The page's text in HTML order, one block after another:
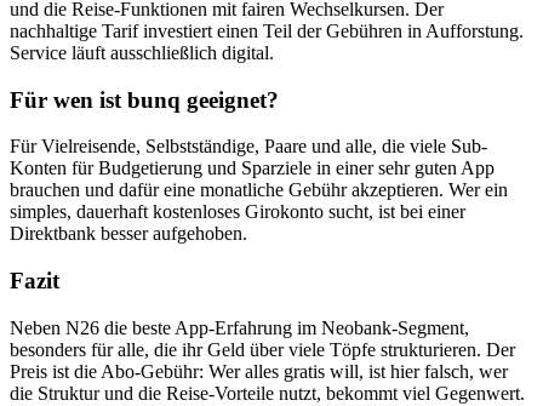
und die Reise-Funktionen mit fairen Wechselkursen. Der
nachhaltige Tarif investiert einen Teil der Gebühren in Aufforstung.
Service läuft ausschließlich digital.
Für wen ist bunq geeignet?
Für Vielreisende, Selbstständige, Paare und alle, die viele Sub-
Konten für Budgetierung und Sparziele in einer sehr guten App
brauchen und dafür eine monatliche Gebühr akzeptieren. Wer ein
simples, dauerhaft kostenloses Girokonto sucht, ist bei einer
Direktbank besser aufgehoben.
Fazit
Neben N26 die beste App-Erfahrung im Neobank-Segment,
besonders für alle, die ihr Geld über viele Töpfe strukturieren. Der
Preis ist die Abo-Gebühr: Wer alles gratis will, ist hier falsch, wer
die Struktur und die Reise-Vorteile nutzt, bekommt viel Gegenwert.